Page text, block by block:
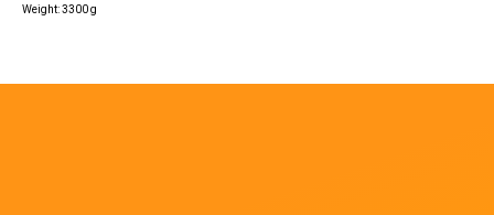
Weight: 3300 g